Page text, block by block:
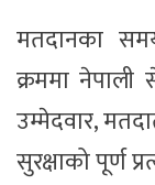
मतदानका
क्रममा नेपाली
उम्मेदवार,
सुरक्षाको पूर्ण